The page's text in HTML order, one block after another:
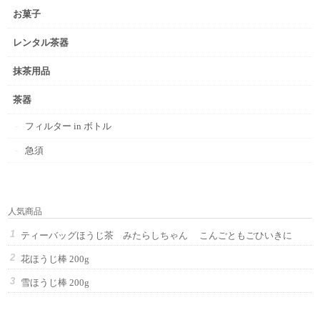
お菓子
レンタル茶器
抹茶用品
茶器
フィルター in ボトル
急須
人気商品
ティーバッグほうじ茶 みたらしちゃん こんごともごひいきに
花ほうじ棒 200g
雪ほうじ棒 200g